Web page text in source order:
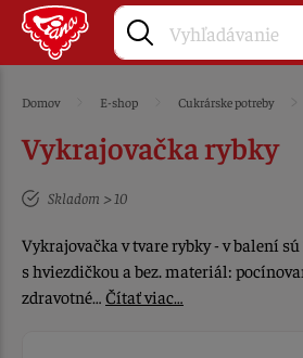
Domov E-shop Cukrárske potreby
Vykrajovačka rybky
Skladom > 10
Vykrajovačka v tvare rybky - v balení
s hviezdičkou a bez. materiál:
zdravotné… Čítať viac…